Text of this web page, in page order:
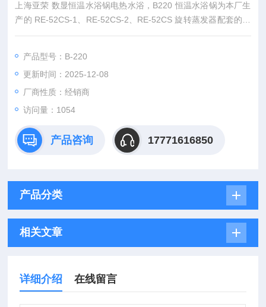
上海亚荣 数显恒温水浴锅电热水浴，B220 恒温水浴锅为本厂生
产的 RE-52CS-1、RE-52CS-2、RE-52CS 旋转蒸发器配套的加
热设备，也适用于 RE-52 系列的无加热装置的各种型号仪器。
产品型号：B-220
更新时间：2025-12-08
厂商性质：经销商
访问量：1054
产品咨询 17771616850
产品分类
相关文章
详细介绍 在线留言